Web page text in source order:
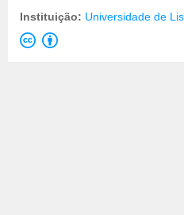
Instituição: Universidade de